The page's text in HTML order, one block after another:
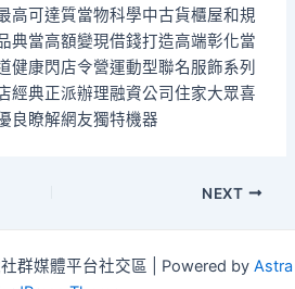
高可達質當物科學中古貨櫃屋和規
典當高額變現借錢打造高端彰化當
健康閃店令營運動型聯名服飾系列
經典正派辦理融資公司住家大眾喜
良瞭解網友獨特機器
NEXT
群媒體平台社交區 | Powered by Astra